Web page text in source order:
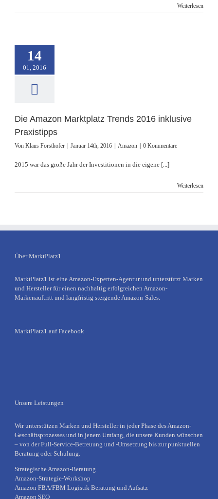
Weiterlesen
14
01, 2016
Marktplatz
2016 inklusive
Die Amazon Marktplatz Trends 2016 inklusive
Praxistipps
Von Klaus Forsthofer Januar 14th, 2016 Amazon 0 Kommentare
2015 war das große Jahr der Investitionen in die eigene [...]
Weiterlesen
Über MarktPlatz1
MarktPlatz1 ist eine Amazon-Experten-Agentur und unterstützt Marken
und Hersteller für einen nachhaltig erfolgreichen Amazon-
Markenauftritt und langfristig steigende Amazon-Sales.
MarktPlatz1 auf Facebook
Unsere Leistungen
Wir unterstützen Marken und Hersteller in jeder Phase des Amazon-
Geschäftsprozesses und in jenem Umfang, die unsere Kunden wünschen
– von der Full-Service-Betreuung und -Umsetzung bis zur punktuellen
Beratung oder Schulung.
Strategische Amazon-Beratung
Amazon-Strategie-Workshop
Amazon FBA/FBM Logistik Beratung und Aufsatz
Amazon SEO